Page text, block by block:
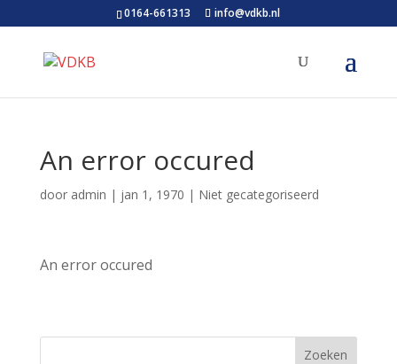
0164-661313 info@vdkb.nl
An error occured
door admin | jan 1, 1970 | Niet gecategoriseerd
An error occured